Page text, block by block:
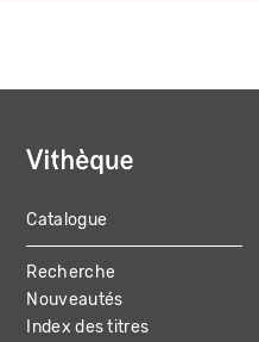
MAIN
NAVIGATION
Catalogue
Recherche
Nouveautés
Index des titres